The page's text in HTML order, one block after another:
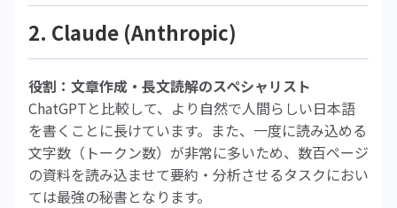
2. Claude (Anthropic)
役割：文章作成・長文読解のスペシャリスト
ChatGPTと比較して、より自然で人間らしい日本語
を書くことに長けています。また、一度に読み込める
文字数（トークン数）が非常に多いため、数百ページ
の資料を読み込ませて要約・分析させるタスクにおい
ては最強の秘書となります。